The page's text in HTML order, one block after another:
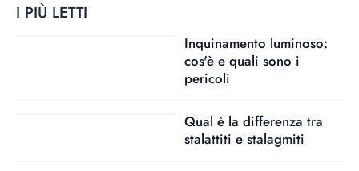
I PIÙ LETTI
Inquinamento luminoso:
cos'è e quali sono i
pericoli
Qual è la differenza tra
stalattiti e stalagmiti